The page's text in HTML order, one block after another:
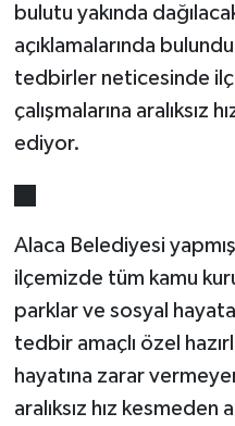
bulutu yakında
açıklamalarında
tedbirler neticesinde
çalışmalarına aralıksız
ediyor.
Alaca Belediyesi
ilçemizde tüm kamu
parklar ve sosyal
tedbir amaçlı özel
hayatına zarar
aralıksız hız